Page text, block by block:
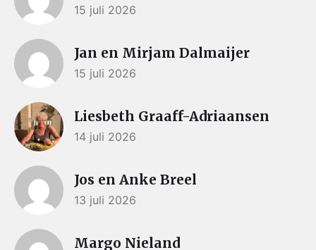
15 juli 2026
Jan en Mirjam Dalmaijer
15 juli 2026
Liesbeth Graaff-Adriaansen
14 juli 2026
Jos en Anke Breel
13 juli 2026
Margo Nieland